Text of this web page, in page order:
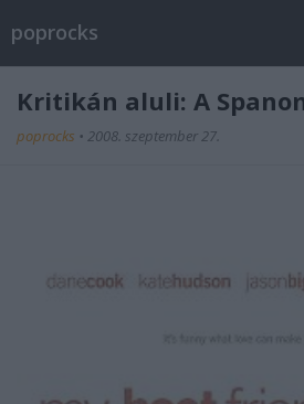
poprocks
Kritikán aluli: A
poprocks • 2008. szeptember 27.